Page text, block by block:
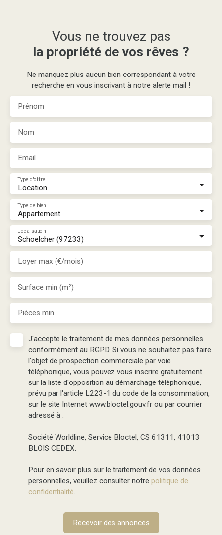
Vous ne trouvez pas
la propriété de vos rêves ?
Ne manquez plus aucun bien correspondant à votre
recherche en vous inscrivant à notre alerte mail !
Prénom
Nom
Email
Location
Type d'offre
Appartement
Type de bien
Schoelcher (97233)
Localisation
Loyer max (€/mois)
Surface min (m²)
Pièces min
J'accepte le traitement de mes données personnelles
conformément au RGPD. Si vous ne souhaitez pas faire
l'objet de prospection commerciale par voie
téléphonique, vous pouvez vous inscrire gratuitement
sur la liste d'opposition au démarchage téléphonique,
prévu par l'article L223-1 du code de la consommation,
sur le site Internet www.bloctel.gouv.fr ou par courrier
adressé à :
Société Worldline, Service Bloctel, CS 61311, 41013
BLOIS CEDEX.
Pour en savoir plus sur le traitement de vos données
personnelles, veuillez consulter notre politique de
confidentialité.
Recevoir des annonces